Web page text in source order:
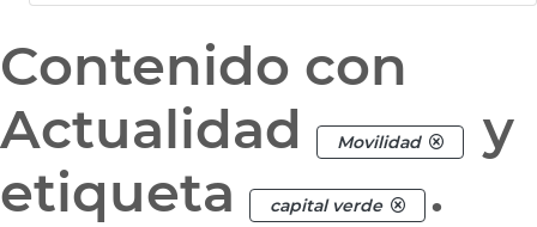
Contenido con
Actualidad
Movilidad
y
etiqueta
capital verde .